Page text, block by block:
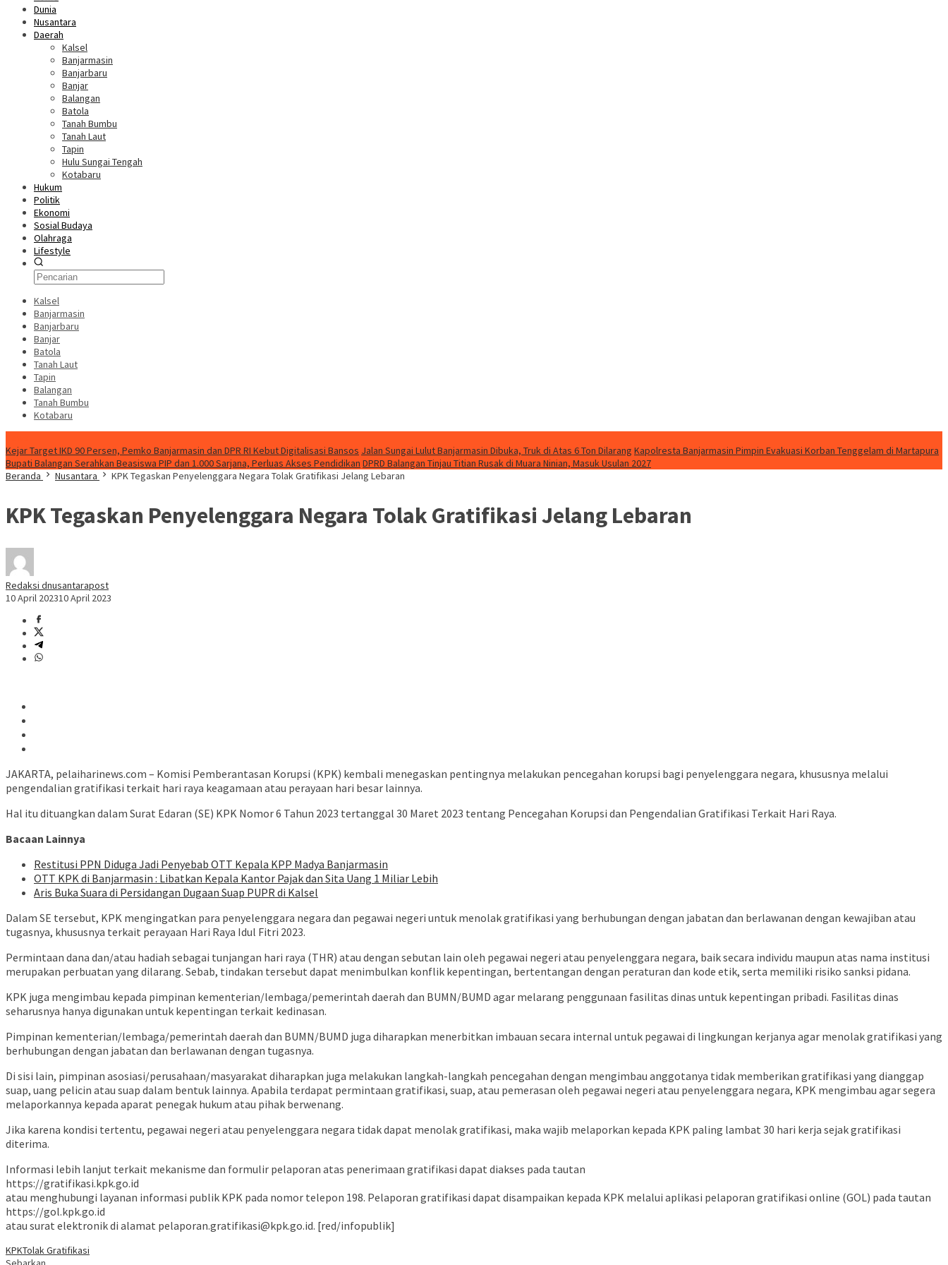
Dunia
Nusantara
Daerah
Kalsel
Banjarmasin
Banjarbaru
Banjar
Balangan
Batola
Tanah Bumbu
Tanah Laut
Tapin
Hulu Sungai Tengah
Kotabaru
Hukum
Politik
Ekonomi
Sosial Budaya
Olahraga
Lifestyle
Kalsel
Banjarmasin
Banjarbaru
Banjar
Batola
Tanah Laut
Tapin
Balangan
Tanah Bumbu
Kotabaru
Kejar Target IKD 90 Persen, Pemko Banjarmasin dan DPR RI Kebut Digitalisasi Bansos Jalan Sungai Lulut Banjarmasin Dibuka, Truk di Atas 6 Ton Dilarang Kapolresta Banjarmasin Pimpin Evakuasi Korban Tenggelam di Martapura
Bupati Balangan Serahkan Beasiswa PIP dan 1.000 Sarjana, Perluas Akses Pendidikan DPRD Balangan Tinjau Titian Rusak di Muara Ninian, Masuk Usulan 2027
Beranda
Nusantara KPK Tegaskan Penyelenggara Negara Tolak Gratifikasi Jelang Lebaran
KPK Tegaskan Penyelenggara Negara Tolak Gratifikasi Jelang Lebaran
Redaksi dnusantarapost
10 April 202310 April 2023
JAKARTA, pelaiharinews.com – Komisi Pemberantasan Korupsi (KPK) kembali menegaskan pentingnya melakukan pencegahan korupsi bagi penyelenggara negara, khususnya melalui
pengendalian gratifikasi terkait hari raya keagamaan atau perayaan hari besar lainnya.
Hal itu dituangkan dalam Surat Edaran (SE) KPK Nomor 6 Tahun 2023 tertanggal 30 Maret 2023 tentang Pencegahan Korupsi dan Pengendalian Gratifikasi Terkait Hari Raya.
Bacaan Lainnya
Restitusi PPN Diduga Jadi Penyebab OTT Kepala KPP Madya Banjarmasin
OTT KPK di Banjarmasin : Libatkan Kepala Kantor Pajak dan Sita Uang 1 Miliar Lebih
Aris Buka Suara di Persidangan Dugaan Suap PUPR di Kalsel
Dalam SE tersebut, KPK mengingatkan para penyelenggara negara dan pegawai negeri untuk menolak gratifikasi yang berhubungan dengan jabatan dan berlawanan dengan kewajiban atau
tugasnya, khususnya terkait perayaan Hari Raya Idul Fitri 2023.
Permintaan dana dan/atau hadiah sebagai tunjangan hari raya (THR) atau dengan sebutan lain oleh pegawai negeri atau penyelenggara negara, baik secara individu maupun atas nama institusi
merupakan perbuatan yang dilarang. Sebab, tindakan tersebut dapat menimbulkan konflik kepentingan, bertentangan dengan peraturan dan kode etik, serta memiliki risiko sanksi pidana.
KPK juga mengimbau kepada pimpinan kementerian/lembaga/pemerintah daerah dan BUMN/BUMD agar melarang penggunaan fasilitas dinas untuk kepentingan pribadi. Fasilitas dinas
seharusnya hanya digunakan untuk kepentingan terkait kedinasan.
Pimpinan kementerian/lembaga/pemerintah daerah dan BUMN/BUMD juga diharapkan menerbitkan imbauan secara internal untuk pegawai di lingkungan kerjanya agar menolak gratifikasi yang
berhubungan dengan jabatan dan berlawanan dengan tugasnya.
Di sisi lain, pimpinan asosiasi/perusahaan/masyarakat diharapkan juga melakukan langkah-langkah pencegahan dengan mengimbau anggotanya tidak memberikan gratifikasi yang dianggap
suap, uang pelicin atau suap dalam bentuk lainnya. Apabila terdapat permintaan gratifikasi, suap, atau pemerasan oleh pegawai negeri atau penyelenggara negara, KPK mengimbau agar segera
melaporkannya kepada aparat penegak hukum atau pihak berwenang.
Jika karena kondisi tertentu, pegawai negeri atau penyelenggara negara tidak dapat menolak gratifikasi, maka wajib melaporkan kepada KPK paling lambat 30 hari kerja sejak gratifikasi
diterima.
Informasi lebih lanjut terkait mekanisme dan formulir pelaporan atas penerimaan gratifikasi dapat diakses pada tautan
https://gratifikasi.kpk.go.id
atau menghubungi layanan informasi publik KPK pada nomor telepon 198. Pelaporan gratifikasi dapat disampaikan kepada KPK melalui aplikasi pelaporan gratifikasi online (GOL) pada tautan
https://gol.kpk.go.id
atau surat elektronik di alamat pelaporan.gratifikasi@kpk.go.id. [red/infopublik]
KPKTolak Gratifikasi